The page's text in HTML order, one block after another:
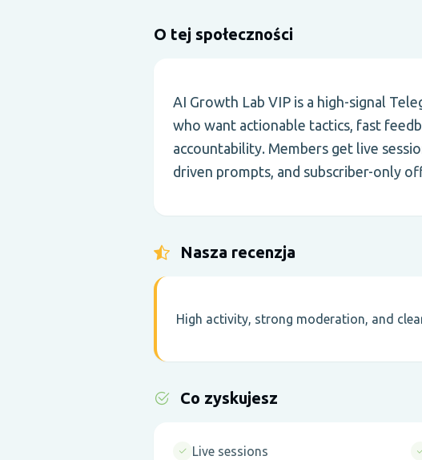
O tej społeczności
AI Growth Lab VIP is a high-signal
who want actionable tactics, fast
accountability. Members get live
driven prompts, and subscriber-only
Nasza recenzja
High activity, strong moderation, and
Co zyskujesz
Live sessions